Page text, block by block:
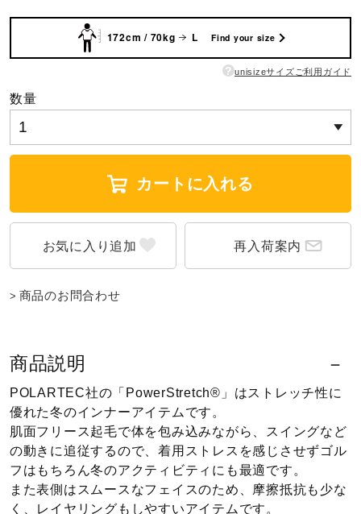
ウォーキングシューズ
ライフスタイルグッズ
インナー
寝具／ミズノスリープ
アウトドア／レイン
サポーター
172cm / 70kg L Find your size
? unisizeサイズご利用ガイド
数量
カートに入れる
再入荷案内
商品のお問合わせ
商品説明
POLARTEC社の「PowerStretch®」はストレッチ性に
優れた冬のインナーアイテムです。
肌面フリース起毛で体を包み込みながら、スイングなど
の動きに追従するので、着用ストレスを感じさせずゴル
フはもちろん冬のアクティビティにも最適です。
また表側はスムースなフェイスのため、摩擦抵抗も少な
く、レイヤリングもしやすいアイテムです。